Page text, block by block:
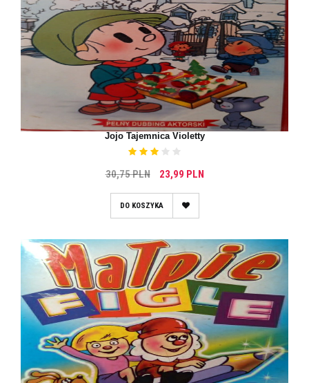
Jojo Tajemnica Violetty
30,75 PLN 23,99 PLN
DO KOSZYKA